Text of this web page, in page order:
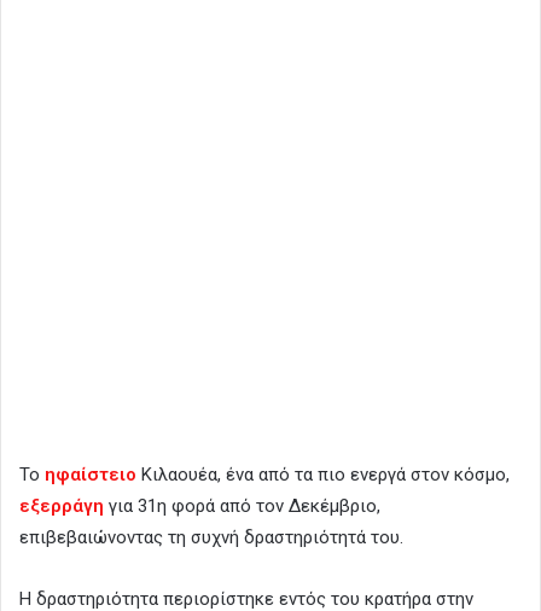
Το ηφαίστειο Κιλαουέα, ένα από τα πιο ενεργά στον κόσμο,
εξερράγη για 31η φορά από τον Δεκέμβριο,
επιβεβαιώνοντας τη συχνή δραστηριότητά του.
Η δραστηριότητα περιορίστηκε εντός του κρατήρα στην